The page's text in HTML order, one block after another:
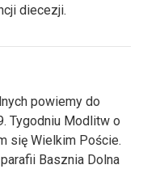
diecezji.
powiemy do
Tygodniu Modlitw o
się Wielkim Poście.
Basznia Dolna